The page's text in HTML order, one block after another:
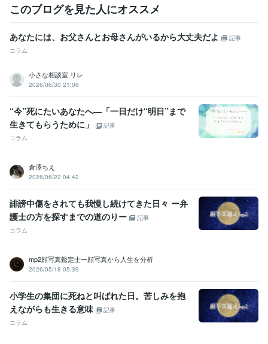
このブログを見た人にオススメ
あなたには、お父さんとお母さんがいるから大丈夫だよ
記事
コラム
小さな相談室 リレ
2026/06/30 21:06
“今”死にたいあなたへ―「一日だけ“明日”まで
生きてもらうために」
記事
コラム
倉澤ちえ
2026/06/22 04:42
誹謗中傷をされても我慢し続けてきた日々 ー弁
護士の方を探すまでの道のりー
記事
コラム
mp2顔写真鑑定士ー顔写真から人生を分析
2026/05/18 05:39
小学生の集団に死ねと叫ばれた日。苦しみを抱
えながらも生きる意味
記事
コラム